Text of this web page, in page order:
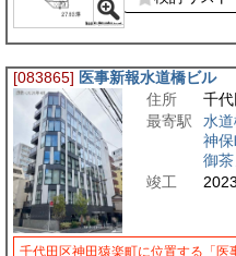
[083865] 医事新報水道橋ビル
住所
千
最寄駅
水
神
御
竣工
千代田区神田猿楽町に位置する「